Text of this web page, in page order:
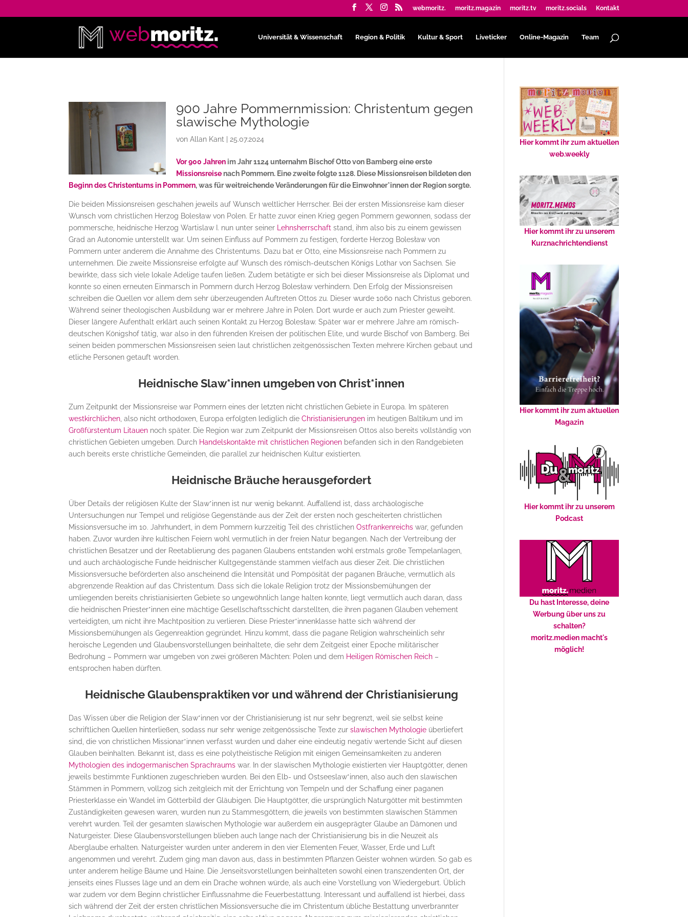
webmoritz. moritz.magazin moritz.tv moritz.socials Kontakt
Universität & Wissenschaft Region & Politik Kultur & Sport Liveticker Online-Magazin Team
900 Jahre Pommernmission: Christentum gegen
slawische Mythologie
vonAllan Kant 25.07.2024
Vor 900 Jahren im Jahr 1124 unternahm Bischof Otto von Bamberg eine erste
Missionsreise nach Pommern. Eine zweite folgte 1128. Diese Missionsreisen bildeten den
Beginn des Christentums in Pommern, was für weitreichende Veränderungen für die Einwohner*innen der Region sorgte.
Die beiden Missionsreisen geschahen jeweils auf Wunsch weltlicher Herrscher. Bei der ersten Missionsreise kam dieser
Wunsch vom christlichen Herzog Bolesław von Polen. Er hatte zuvor einen Krieg gegen Pommern gewonnen, sodass der
pommersche, heidnische Herzog Wartislaw I. nun unter seiner
Lehnsherrschaft stand, ihm also bis zu einem gewissen
Grad an Autonomie unterstellt war. Um seinen Einfluss auf Pommern zu festigen, forderte Herzog Bolesław von
Pommern unter anderem die Annahme des Christentums. Dazu bat er Otto, eine Missionsreise nach Pommern zu
unternehmen. Die zweite Missionsreise erfolgte auf Wunsch des römisch-deutschen Königs Lothar von Sachsen. Sie
bewirkte, dass sich viele lokale Adelige taufen ließen. Zudem betätigte er sich bei dieser Missionsreise als Diplomat und
konnte so einen erneuten Einmarsch in Pommern durch Herzog Bolesław verhindern. Den Erfolg der Missionsreisen
schreiben die Quellen vor allem dem sehr überzeugenden Auftreten Ottos zu. Dieser wurde 1060 nach Christus geboren.
Während seiner theologischen Ausbildung war er mehrere Jahre in Polen. Dort wurde er auch zum Priester geweiht.
Dieser längere Aufenthalt erklärt auch seinen Kontakt zu Herzog Bolesław. Später war er mehrere Jahre am römisch-
deutschen Königshof tätig, war also in den führenden Kreisen der politischen Elite, und wurde Bischof von Bamberg. Bei
seinen beiden pommerschen Missionsreisen seien laut christlichen zeitgenössischen Texten mehrere Kirchen gebaut und
etliche Personen getauft worden.
Heidnische Slaw*innen umgeben von Christ*innen
Zum Zeitpunkt der Missionsreise war Pommern eines der letzten nicht christlichen Gebiete in Europa. Im späteren
westkirchlichen , also nicht orthodoxen, Europa erfolgten lediglich dieChristianisierungen im heutigen Baltikum und im
Großfürstentum Litauen noch später. Die Region war zum Zeitpunkt der Missionsreisen Ottos also bereits vollständig von
christlichen Gebieten umgeben. Durch Handelskontakte mit christlichen Regionen befanden sich in den Randgebieten
auch bereits erste christliche Gemeinden, die parallel zur heidnischen Kultur existierten.
Heidnische Bräuche herausgefordert
Über Details der religiösen Kulte der Slaw*innen ist nur wenig bekannt. Auffallend ist, dass archäologische
Untersuchungen nur Tempel und religiöse Gegenstände aus der Zeit der ersten noch gescheiterten christlichen
Missionsversuche im 10. Jahrhundert, in dem Pommern kurzzeitig Teil des christlichenOstfrankenreichs war, gefunden
haben. Zuvor wurden ihre kultischen Feiern wohl vermutlich in der freien Natur begangen. Nach der Vertreibung der
christlichen Besatzer und der Reetablierung des paganen Glaubens entstanden wohl erstmals große Tempelanlagen,
und auch archäologische Funde heidnischer Kultgegenstände stammen vielfach aus dieser Zeit. Die christlichen
Missionsversuche beförderten also anscheinend die Intensität und Pompösität der paganen Bräuche, vermutlich als
abgrenzende Reaktion auf das Christentum. Dass sich die lokale Religion trotz der Missionsbemühungen der
umliegenden bereits christianisierten Gebiete so ungewöhnlich lange halten konnte, liegt vermutlich auch daran, dass
die heidnischen Priester*innen eine mächtige Gesellschaftsschicht darstellten, die ihren paganen Glauben vehement
verteidigten, um nicht ihre Machtposition zu verlieren. Diese Priester*innenklasse hatte sich während der
Missionsbemühungen als Gegenreaktion gegründet. Hinzu kommt, dass die pagane Religion wahrscheinlich sehr
heroische Legenden und Glaubensvorstellungen beinhaltete, die sehr dem Zeitgeist einer Epoche militärischer
Bedrohung – Pommern war umgeben von zwei größeren Mächten: Polen und dem Heiligen Römischen Reich –
entsprochen haben dürften.
Heidnische Glaubenspraktiken vor und während der Christianisierung
Das Wissen über die Religion der Slaw*innen vor der Christianisierung ist nur sehr begrenzt, weil sie selbst keine
schriftlichen Quellen hinterließen, sodass nur sehr wenige zeitgenössische Texte zurslawischen Mythologie überliefert
sind, die von christlichen Missionar*innen verfasst wurden und daher eine eindeutig negativ wertende Sicht auf diesen
Glauben beinhalten. Bekannt ist, dass es eine polytheistische Religion mit einigen Gemeinsamkeiten zu anderen
Mythologien des indogermanischen Sprachraums war. In der slawischen Mythologie existierten vier Hauptgötter, denen
jeweils bestimmte Funktionen zugeschrieben wurden. Bei den Elb- und Ostseeslaw*innen, also auch den slawischen
Stämmen in Pommern, vollzog sich zeitgleich mit der Errichtung von Tempeln und der Schaffung einer paganen
Priesterklasse ein Wandel im Götterbild der Gläubigen. Die Hauptgötter, die ursprünglich Naturgötter mit bestimmten
Zuständigkeiten gewesen waren, wurden nun zu Stammesgöttern, die jeweils von bestimmten slawischen Stämmen
verehrt wurden. Teil der gesamten slawischen Mythologie war außerdem ein ausgeprägter Glaube an Dämonen und
Naturgeister. Diese Glaubensvorstellungen blieben auch lange nach der Christianisierung bis in die Neuzeit als
Aberglaube erhalten. Naturgeister wurden unter anderem in den vier Elementen Feuer, Wasser, Erde und Luft
angenommen und verehrt. Zudem ging man davon aus, dass in bestimmten Pflanzen Geister wohnen würden. So gab es
unter anderem heilige Bäume und Haine. Die Jenseitsvorstellungen beinhalteten sowohl einen transzendenten Ort, der
jenseits eines Flusses läge und an dem ein Drache wohnen würde, als auch eine Vorstellung von Wiedergeburt. Üblich
war zudem vor dem Beginn christlicher Einflussnahme die Feuerbestattung. Interessant und auffallend ist hierbei, dass
sich während der Zeit der ersten christlichen Missionsversuche die im Christentum übliche Bestattung unverbrannter
Hier kommt ihr zum aktuellen
web.weekly
Hier kommt ihr zu unserem
Kurznachrichtendienst
Hier kommt ihr zum aktuellen
Magazin
Hier kommt ihr zu unserem
Podcast
Du hast Interesse, deine
Werbung über uns zu
schalten?
moritz.medien macht's
möglich!